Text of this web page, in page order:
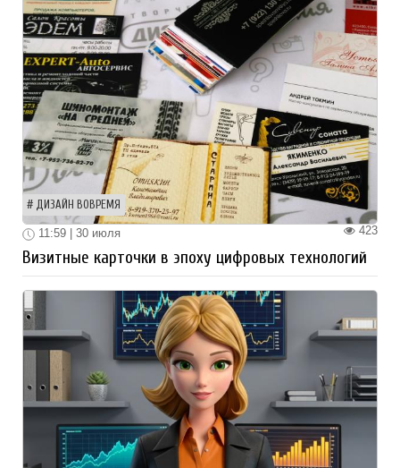
ДИЗАЙН ВОВРЕМЯ
423
11:59 | 30 июля
Визитные карточки в эпоху цифровых технологий